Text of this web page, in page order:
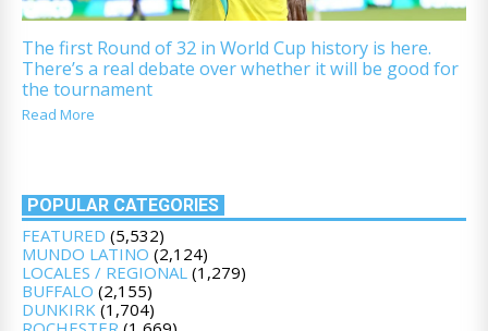
The first Round of 32 in World Cup history is here.
There’s a real debate over whether it will be good for
the tournament
Read More
POPULAR CATEGORIES
FEATURED (5,532)
MUNDO LATINO (2,124)
LOCALES / REGIONAL (1,279)
BUFFALO (2,155)
DUNKIRK (1,704)